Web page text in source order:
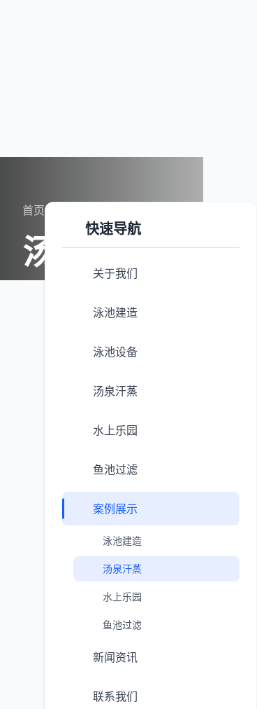
首页
汤泉汗蒸
快速导航
关于我们
泳池建造
泳池设备
汤泉汗蒸
水上乐园
鱼池过滤
案例展示
泳池建造
汤泉汗蒸
水上乐园
鱼池过滤
新闻资讯
联系我们